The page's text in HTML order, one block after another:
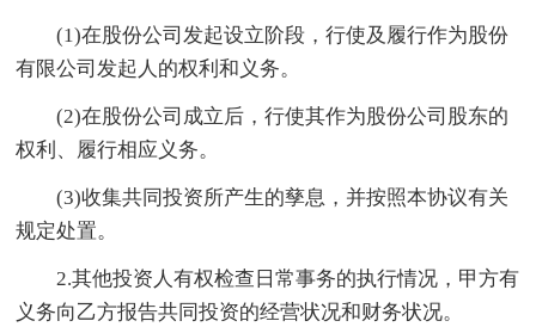
(1)在股份公司发起设立阶段，行使及履行作为股份
有限公司发起人的权利和义务。
(2)在股份公司成立后，行使其作为股份公司股东的
权利、履行相应义务。
(3)收集共同投资所产生的孳息，并按照本协议有关
规定处置。
2.其他投资人有权检查日常事务的执行情况，甲方有
义务向乙方报告共同投资的经营状况和财务状况。